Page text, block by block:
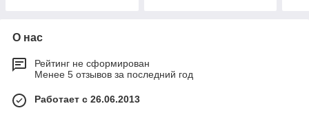
О нас
Рейтинг не сформирован
Менее 5 отзывов за последний год
Работает с 26.06.2013